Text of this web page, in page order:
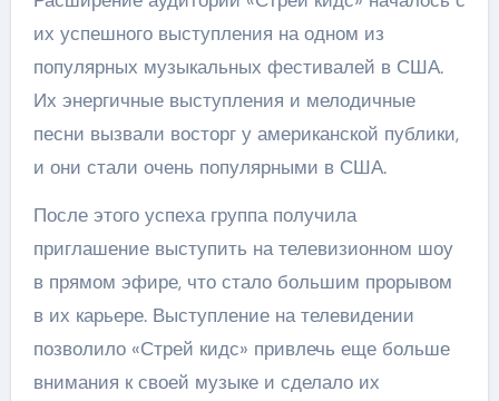
их успешного выступления на одном из
популярных музыкальных фестивалей в США.
Их энергичные выступления и мелодичные
песни вызвали восторг у американской публики,
и они стали очень популярными в США.
После этого успеха группа получила
приглашение выступить на телевизионном шоу
в прямом эфире, что стало большим прорывом
в их карьере. Выступление на телевидении
позволило «Стрей кидс» привлечь еще больше
внимания к своей музыке и сделало их